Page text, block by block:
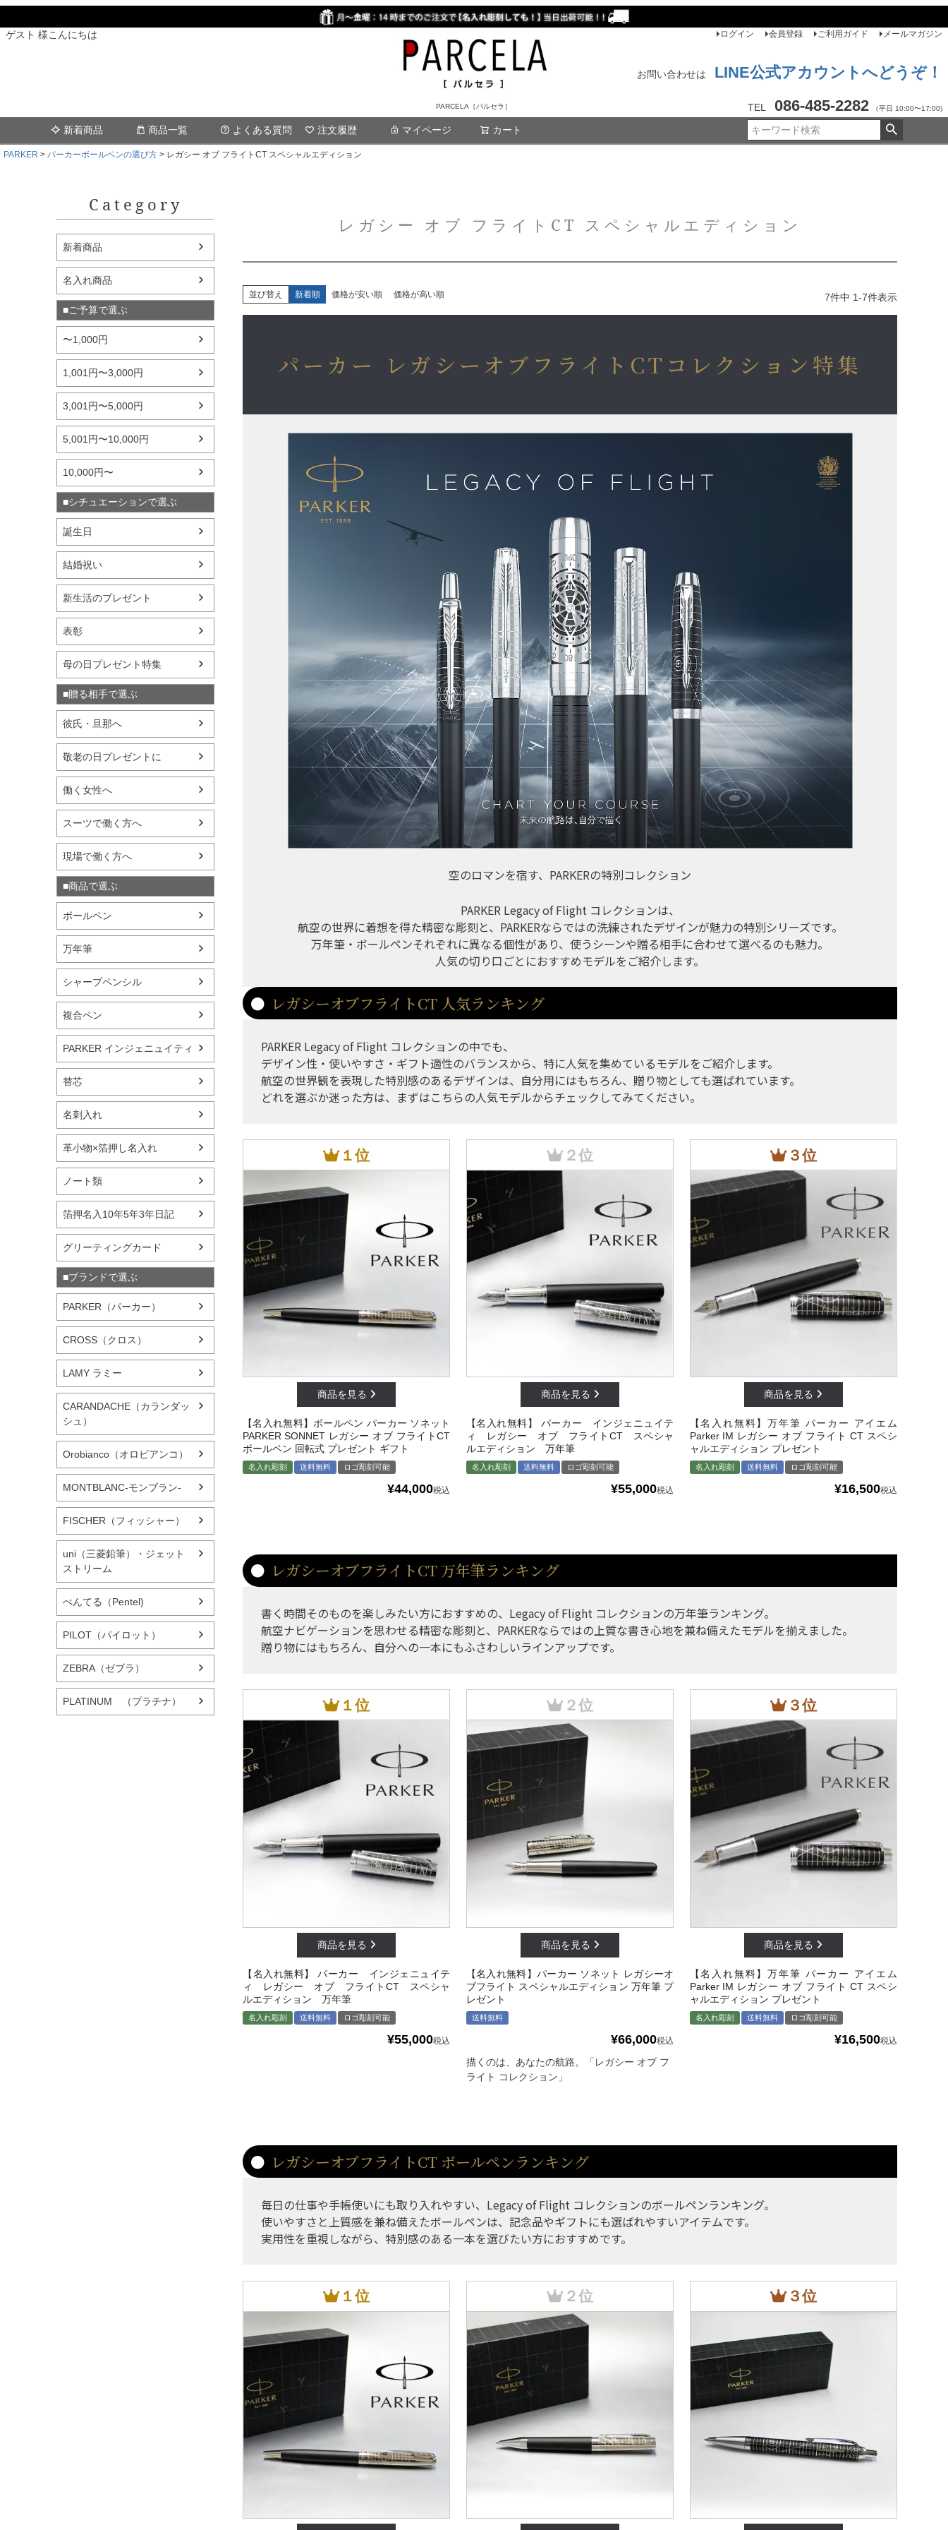
ゲスト 様こんにちは
PARCELA［パルセラ］
ログイン 会員登録 ご利用ガイド メールマガジン
お問い合わせは LINE公式アカウントへどうぞ！
TEL 086-485-2282 （平日 10:00〜17:00)
新着商品 商品一覧 よくある質問 注文履歴 マイページ カート
PARKER パーカーボールペンの選び方 レガシー オブ フライトCT スペシャルエディション
Category
新着商品
名入れ商品
■ご予算で選ぶ
〜1,000円
1,001円〜3,000円
3,001円〜5,000円
5,001円〜10,000円
10,000円〜
■シチュエーションで選ぶ
誕生日
結婚祝い
新生活のプレゼント
表彰
母の日プレゼント特集
■贈る相手で選ぶ
彼氏・旦那へ
敬老の日プレゼントに
働く女性へ
スーツで働く方へ
現場で働く方へ
■商品で選ぶ
ボールペン
万年筆
シャープペンシル
複合ペン
PARKER インジェニュイティ
替芯
名刺入れ
革小物×箔押し名入れ
ノート類
箔押名入10年5年3年日記
グリーティングカード
■ブランドで選ぶ
PARKER（パーカー）
CROSS（クロス）
LAMY ラミー
CARANDACHE（カランダッ
シュ）
Orobianco（オロビアンコ）
MONTBLANC-モンブラン-
FISCHER（フィッシャー）
uni（三菱鉛筆）・ジェット
ストリーム
ぺんてる（Pentel)
PILOT（パイロット）
ZEBRA（ゼブラ）
PLATINUM （プラチナ）
レガシー オブ フライトCT スペシャルエディション
並び替え 新着順 価格が安い順 価格が高い順 7件中 1-7件表示
パーカー レガシーオブフライトCTコレクション特集
空のロマンを宿す、PARKERの特別コレクション
PARKER Legacy of Flight コレクションは、
航空の世界に着想を得た精密な彫刻と、PARKERならではの洗練されたデザインが魅力の特別シリーズです。
万年筆・ボールペンそれぞれに異なる個性があり、使うシーンや贈る相手に合わせて選べるのも魅力。
人気の切り口ごとにおすすめモデルをご紹介します。
レガシーオブフライトCT 人気ランキング
PARKER Legacy of Flight コレクションの中でも、
デザイン性・使いやすさ・ギフト適性のバランスから、特に人気を集めているモデルをご紹介します。
航空の世界観を表現した特別感のあるデザインは、自分用にはもちろん、贈り物としても選ばれています。
どれを選ぶか迷った方は、まずはこちらの人気モデルからチェックしてみてください。
【名入れ無料】ボールペン パーカー ソネット
PARKER SONNET レガシー オブ フライトCT
ボールペン 回転式 プレゼント ギフト
名入れ彫刻 送料無料 ロゴ彫刻可能
¥44,000税込
【名入れ無料】 パーカー インジェニュイテ
ィ レガシー オブ フライトCT スペシャ
ルエディション 万年筆
名入れ彫刻 送料無料 ロゴ彫刻可能
¥55,000税込
【名入れ無料】万年筆 パーカー アイエム
Parker IM レガシー オブ フライト CT スペシ
ャルエディション プレゼント
名入れ彫刻 送料無料 ロゴ彫刻可能
¥16,500税込
レガシーオブフライトCT 万年筆ランキング
書く時間そのものを楽しみたい方におすすめの、Legacy of Flight コレクションの万年筆ランキング。
航空ナビゲーションを思わせる精密な彫刻と、PARKERならではの上質な書き心地を兼ね備えたモデルを揃えました。
贈り物にはもちろん、自分への一本にもふさわしいラインアップです。
【名入れ無料】 パーカー インジェニュイテ
ィ レガシー オブ フライトCT スペシャ
ルエディション 万年筆
名入れ彫刻 送料無料 ロゴ彫刻可能
¥55,000税込
【名入れ無料】パーカー ソネット レガシーオ
ブフライト スペシャルエディション 万年筆 プ
レゼント
送料無料
¥66,000税込
描くのは、あなたの航路。「レガシー オブ フ
ライト コレクション」
【名入れ無料】万年筆 パーカー アイエム
Parker IM レガシー オブ フライト CT スペシ
ャルエディション プレゼント
名入れ彫刻 送料無料 ロゴ彫刻可能
¥16,500税込
レガシーオブフライトCT ボールペンランキング
毎日の仕事や手帳使いにも取り入れやすい、Legacy of Flight コレクションのボールペンランキング。
使いやすさと上質感を兼ね備えたボールペンは、記念品やギフトにも選ばれやすいアイテムです。
実用性を重視しながら、特別感のある一本を選びたい方におすすめです。